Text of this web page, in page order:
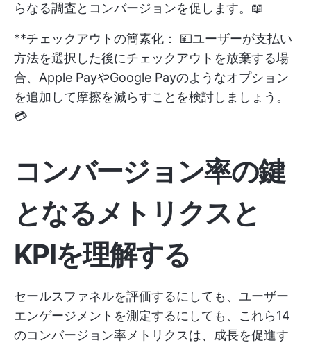
らなる調査とコンバージョンを促します。📖
**チェックアウトの簡素化： 💴ユーザーが支払い
方法を選択した後にチェックアウトを放棄する場
合、Apple PayやGoogle Payのようなオプション
を追加して摩擦を減らすことを検討しましょう。
💳
コンバージョン率の鍵
となるメトリクスと
KPIを理解する
セールスファネルを評価するにしても、ユーザー
エンゲージメントを測定するにしても、これら14
のコンバージョン率メトリクスは、成長を促進す